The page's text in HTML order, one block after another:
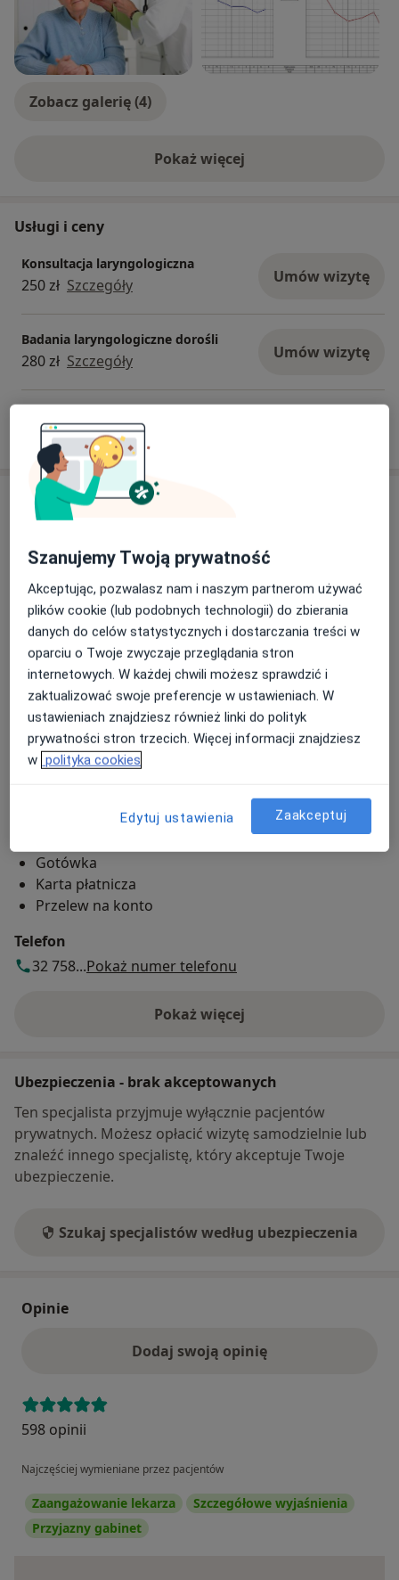
Zobacz galerię (4)
Pokaż więcejo doświadczeniu
Usługi i ceny
Konsultacja laryngologiczna
250 zł Szczegóły Umów wizytę
Badania laryngologiczne dorośli
280 zł Szczegóły Umów wizytę
W jaki sposób ustalane są ceny?
Adresy (2)
Uni-Med Centrum Medyczno-
Stomatologiczne
Kukułek 45,41-200 Sosnowiec
Powiększ mapęotwiera się w nowej karcie
Dostępność
Metody płatności (wizyty prywatne)
Gotówka
Karta płatnicza
Przelew na konto
Telefon
32 758...Pokaż numer telefonu
Pokaż więcej
o adresie
Ubezpieczenia - brak akceptowanych
Ten specjalista przyjmuje wyłącznie pacjentów
prywatnych. Możesz opłacić wizytę samodzielnie lub
znaleźć innego specjalistę, który akceptuje Twoje
ubezpieczenie.
Szukaj specjalistów według ubezpieczenia
Opinie
Dodaj swoją opinię
598 opinii
Najczęściej wymieniane przez pacjentów
Zaangażowanie lekarza
Szczegółowe wyjaśnienia
Przyjazny gabinet
Szanujemy Twoją prywatność
Akceptując, pozwalasz nam i naszym partnerom używać
plików cookie (lub podobnych technologii) do zbierania
danych do celów statystycznych i dostarczania treści w
oparciu o Twoje zwyczaje przeglądania stron
internetowych. W każdej chwili możesz sprawdzić i
zaktualizować swoje preferencje w ustawieniach. W
ustawieniach znajdziesz również linki do polityk
prywatności stron trzecich. Więcej informacji znajdziesz
w polityka cookies
Edytuj ustawienia Zaakceptuj